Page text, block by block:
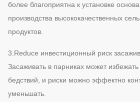
более благоприятна к установке
производства высококачественных
продуктов.
3.Reduce инвестиционный риск
Засаживать в парниках может
бедствий, и риски можно эффектно
уменьшать.